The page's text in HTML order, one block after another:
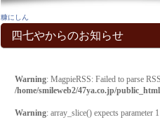
糠にしん
四七やからのお知らせ